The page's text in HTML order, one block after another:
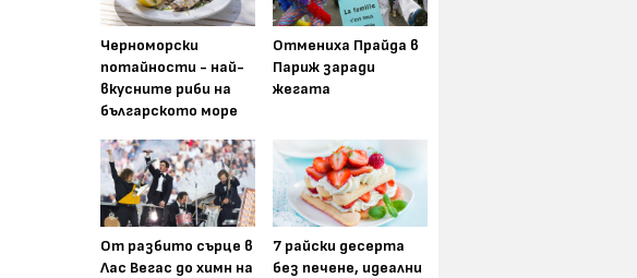
Черноморски
потайности - най-
вкусните риби на
българското море
Отмениха Прайда в
Париж заради
жегата
От разбито сърце в
Лас Вегас до химн на
7 райски десерта
без печене, идеални